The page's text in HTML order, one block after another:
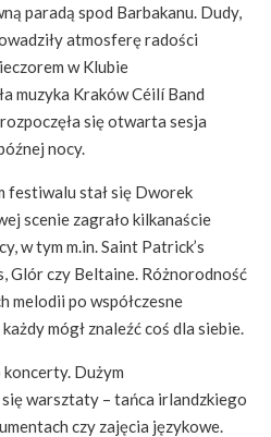
paradą spod Barbakanu. Dudy,
atmosferę radości
w Klubie
muzyka Kraków Céilí Band
się otwarta sesja
nocy.
festiwalu stał się Dworek
scenie zagrało kilkanaście
w tym m.in. Saint Patrick’s
Glór czy Beltaine. Różnorodność
melodii po współczesne
mógł znaleźć coś dla siebie.
Dużym
warsztaty – tańca irlandzkiego
czy zajęcia językowe.